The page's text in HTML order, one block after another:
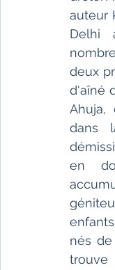
auteur
Delhi
deux
d'aîné
Ahuja,
dans
en
nés